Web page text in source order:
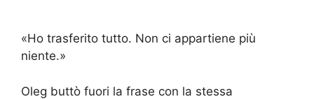
«Ho trasferito tutto. Non ci appartiene più
niente.»
Oleg buttò fuori la frase con la stessa